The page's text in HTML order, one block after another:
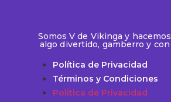
Somos V de Vikinga y
algo divertido, gamberro​​ y
Política de Privacidad
Términos y Condiciones
Política de Privacidad